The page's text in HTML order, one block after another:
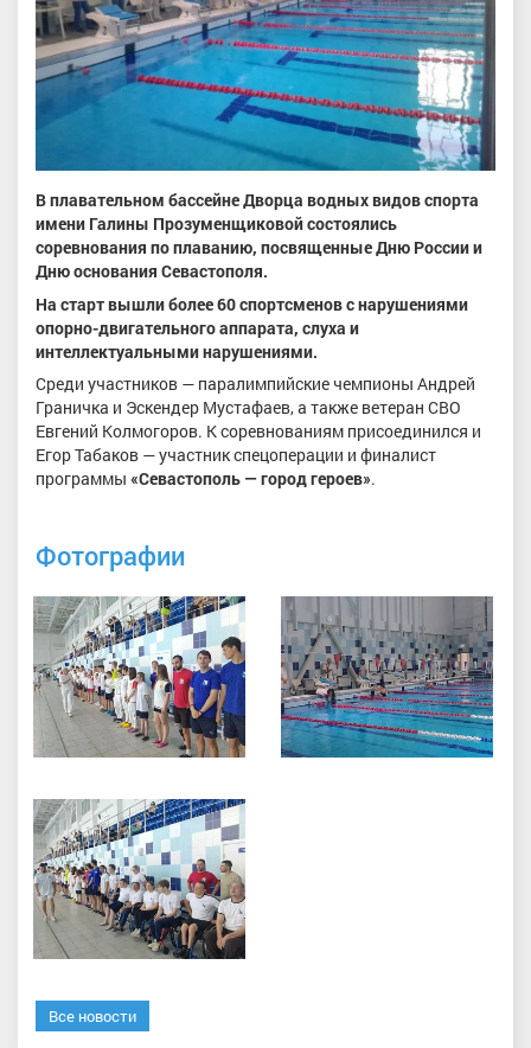
В плавательном бассейне Дворца водных видов спорта
имени Галины Прозуменщиковой состоялись
соревнования по плаванию, посвященные Дню России и
Дню основания Севастополя.
На старт вышли более 60 спортсменов с нарушениями
опорно-двигательного аппарата, слуха и
интеллектуальными нарушениями.
Среди участников — паралимпийские чемпионы Андрей
Граничка и Эскендер Мустафаев, а также ветеран СВО
Евгений Колмогоров. К соревнованиям присоединился и
Егор Табаков — участник спецоперации и финалист
программы «Севастополь — город героев».
Фотографии
Все новости